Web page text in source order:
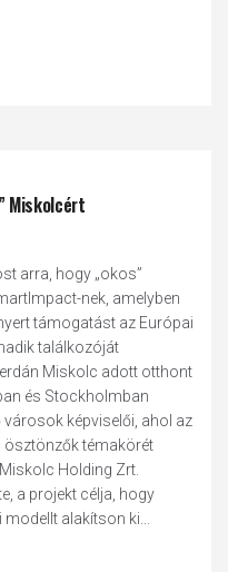
Miskolcért
arra, hogy „okos”
nek, amelyben
támogatást az Európai
találkozóját
Miskolc adott otthont
és Stockholmban
képviselői, ahol az
témakörét
Holding Zrt.
a projekt célja, hogy
alakítson ki...